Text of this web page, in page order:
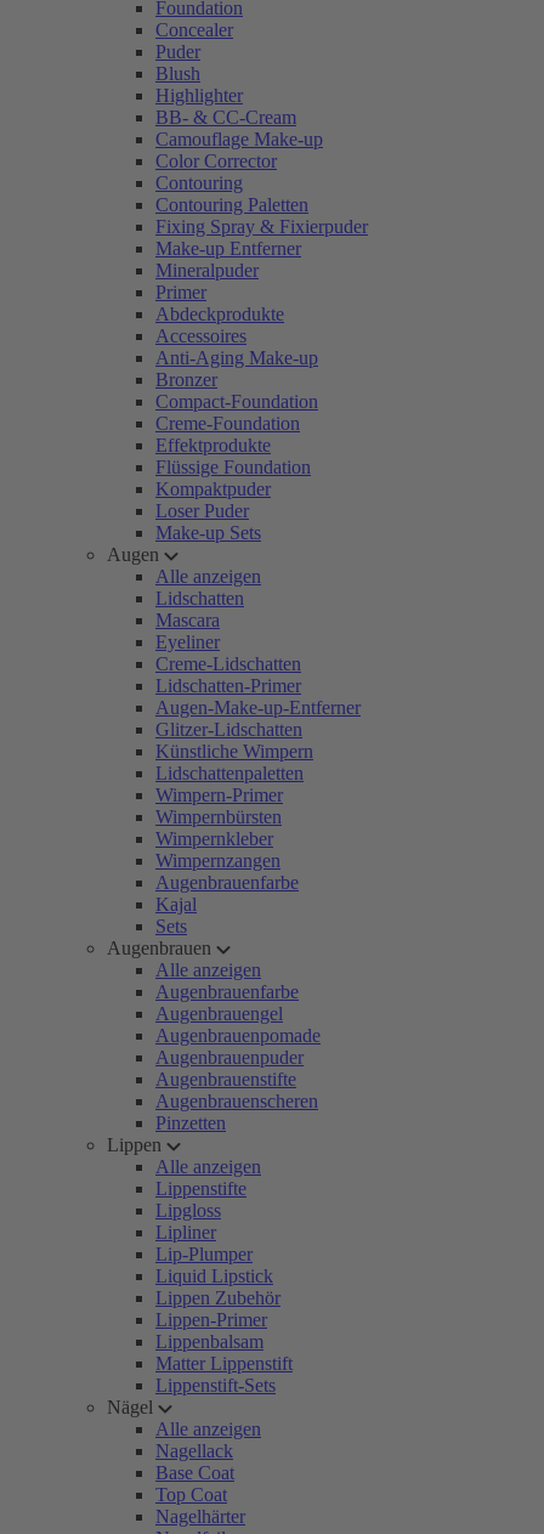
Foundation
Concealer
Puder
Blush
Highlighter
BB- & CC-Cream
Camouflage Make-up
Color Corrector
Contouring
Contouring Paletten
Fixing Spray & Fixierpuder
Make-up Entferner
Mineralpuder
Primer
Abdeckprodukte
Accessoires
Anti-Aging Make-up
Bronzer
Compact-Foundation
Creme-Foundation
Effektprodukte
Flüssige Foundation
Kompaktpuder
Loser Puder
Make-up Sets
Augen
Alle anzeigen
Lidschatten
Mascara
Eyeliner
Creme-Lidschatten
Lidschatten-Primer
Augen-Make-up-Entferner
Glitzer-Lidschatten
Künstliche Wimpern
Lidschattenpaletten
Wimpern-Primer
Wimpernbürsten
Wimpernkleber
Wimpernzangen
Augenbrauenfarbe
Kajal
Sets
Augenbrauen
Alle anzeigen
Augenbrauenfarbe
Augenbrauengel
Augenbrauenpomade
Augenbrauenpuder
Augenbrauenstifte
Augenbrauenscheren
Pinzetten
Lippen
Alle anzeigen
Lippenstifte
Lipgloss
Lipliner
Lip-Plumper
Liquid Lipstick
Lippen Zubehör
Lippen-Primer
Lippenbalsam
Matter Lippenstift
Lippenstift-Sets
Nägel
Alle anzeigen
Nagellack
Base Coat
Top Coat
Nagelhärter